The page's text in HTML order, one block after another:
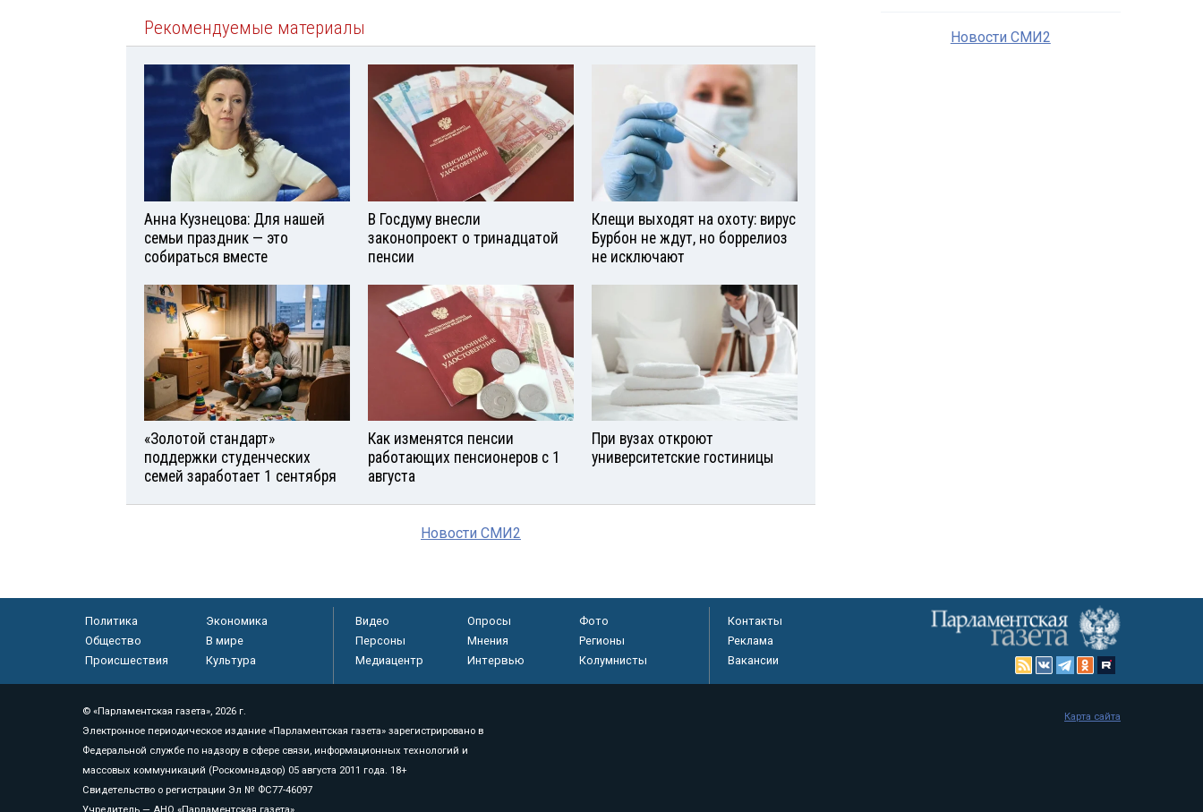
Рекомендуемые материалы
Анна Кузнецова: Для нашей
семьи праздник — это
собираться вместе
В Госдуму внесли
законопроект о тринадцатой
пенсии
Клещи выходят на охоту: вирус
Бурбон не ждут, но боррелиоз
не исключают
«Золотой стандарт»
поддержки студенческих
семей заработает 1 сентября
Как изменятся пенсии
работающих пенсионеров с 1
августа
При вузах откроют
университетские гостиницы
Новости СМИ2
Новости СМИ2
Политика
Экономика
Общество
В мире
Происшествия
Культура
Видео Опросы
Фото
Персоны
Мнения
Регионы
Медиацентр
Интервью Колумнисты
Контакты
Реклама
Вакансии
© «Парламентская газета», 2026 г.
Электронное периодическое издание «Парламентская газета» зарегистрировано в
Федеральной службе по надзору в сфере связи, информационных технологий и
массовых коммуникаций (Роскомнадзор) 05 августа 2011 года. 18+
Свидетельство о регистрации Эл № ФС77-46097
Карта сайта